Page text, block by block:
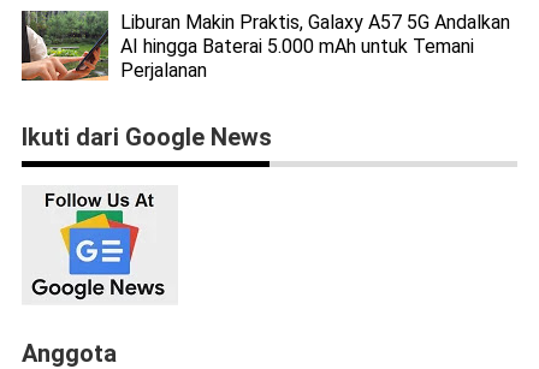
Liburan Makin Praktis, Galaxy A57 5G Andalkan
AI hingga Baterai 5.000 mAh untuk Temani
Perjalanan
Ikuti dari Google News
Anggota